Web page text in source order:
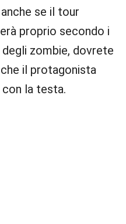
se il tour
proprio secondo i
zombie, dovrete
il protagonista
la testa.